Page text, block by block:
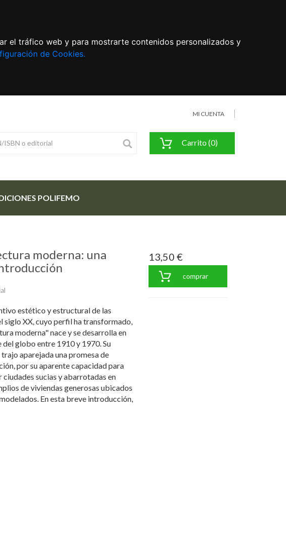
el tráfico web y para mostrarte contenidos personalizados y
de Cookies.
MI CUENTA
Carrito (0)
POLIFEMO
moderna: una
estético y estructural de las
siglo XX, cuyo perfil ha transformado,
moderna" nace y se desarrolla en
del globo entre 1910 y 1970. Su
aparejada una promesa de
por su aparente capacidad para
sucias y abarrotadas en
de viviendas generosas ubicados
En esta breve introducción,
13,50 €
comprar